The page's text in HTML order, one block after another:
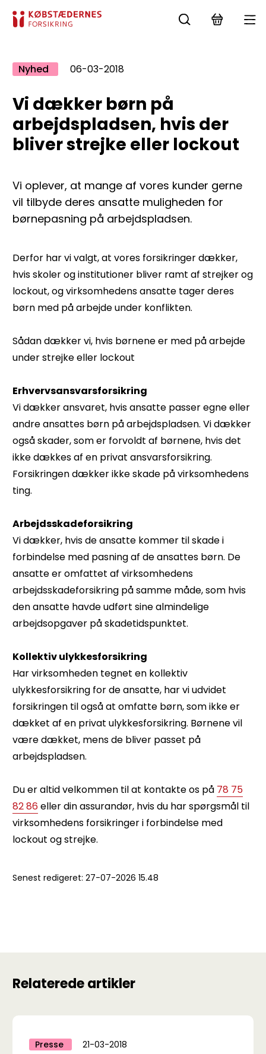
Nyhed 06-03-2018
Vi dækker børn på
arbejdspladsen, hvis der
bliver strejke eller lockout
Vi oplever, at mange af vores kunder gerne
vil tilbyde deres ansatte muligheden for
børnepasning på arbejdspladsen.
Derfor har vi valgt, at vores forsikringer dækker,
hvis skoler og institutioner bliver ramt af strejker og
lockout, og virksomhedens ansatte tager deres
børn med på arbejde under konflikten.
Sådan dækker vi, hvis børnene er med på arbejde
under strejke eller lockout
Erhvervsansvarsforsikring
Vi dækker ansvaret, hvis ansatte passer egne eller
andre ansattes børn på arbejdspladsen. Vi dækker
også skader, som er forvoldt af børnene, hvis det
ikke dækkes af en privat ansvarsforsikring.
Forsikringen dækker ikke skade på virksomhedens
ting.
Arbejdsskadeforsikring
Vi dækker, hvis de ansatte kommer til skade i
forbindelse med pasning af de ansattes børn. De
ansatte er omfattet af virksomhedens
arbejdsskadeforsikring på samme måde, som hvis
den ansatte havde udført sine almindelige
arbejdsopgaver på skadetidspunktet.
Kollektiv ulykkesforsikring
Har virksomheden tegnet en kollektiv
ulykkesforsikring for de ansatte, har vi udvidet
forsikringen til også at omfatte børn, som ikke er
dækket af en privat ulykkesforsikring. Børnene vil
være dækket, mens de bliver passet på
arbejdspladsen.
Du er altid velkommen til at kontakte os på 78 75
82 86eller din assurandør, hvis du har spørgsmål til
virksomhedens forsikringer i forbindelse med
lockout og strejke.
Senest redigeret: 27-07-2026 15.48
Relaterede artikler
Presse 21-03-2018